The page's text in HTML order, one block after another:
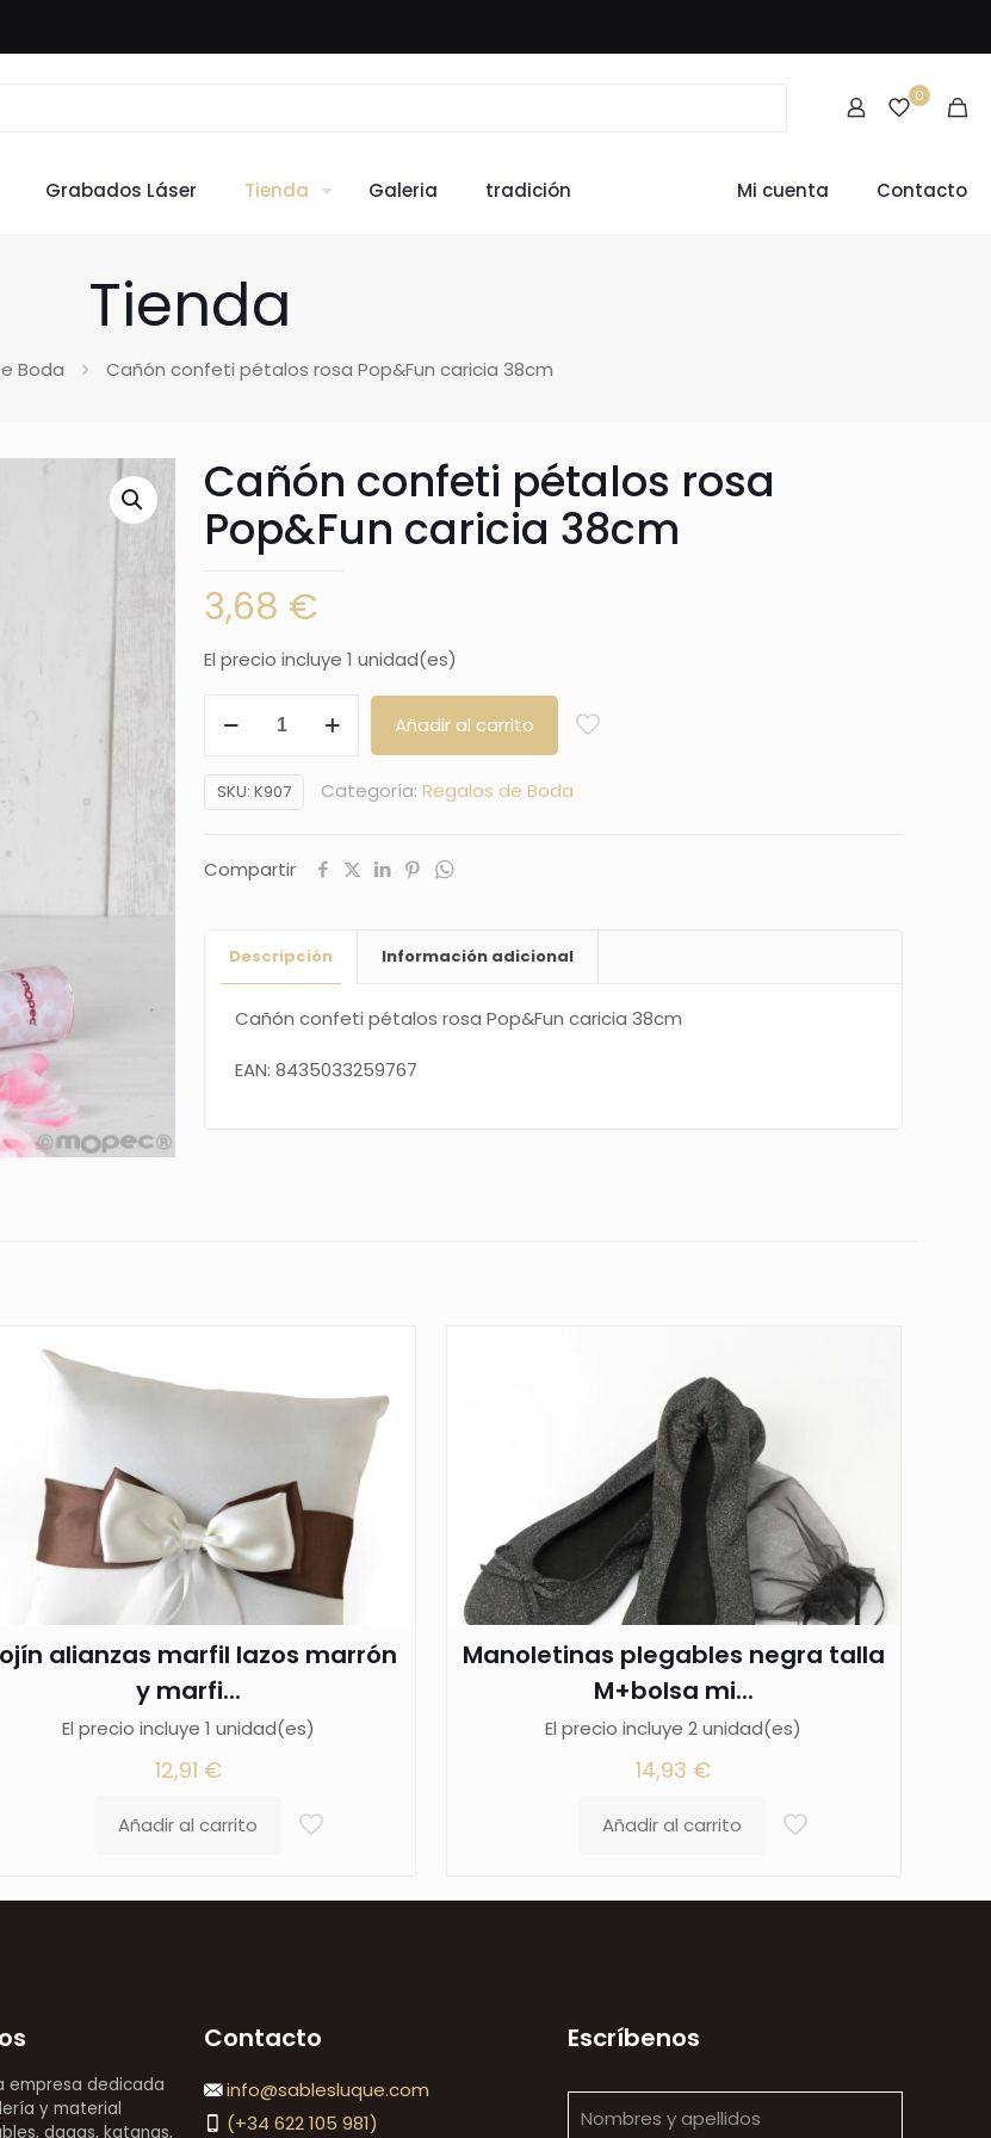
0
Grabados Láser Tienda Galeria tradición Mi cuenta Contacto
Tienda
Boda Cañón confeti pétalos rosa Pop&Fun caricia 38cm
Cañón confeti pétalos rosa
Pop&Fun caricia 38cm
3,68 €
El precio incluye 1 unidad(es)
pétalos
rosa
caricia
Añadir al carrito
SKU: K907 Categoría: Regalos de Boda
Compartir
Descripción Información adicional
Cañón confeti pétalos rosa Pop&Fun caricia 38cm
EAN: 8435033259767
alianzas marfil lazos marrón
y marfi...
El precio incluye 1 unidad(es)
12,91 €
Añadir al carrito
Manoletinas plegables negra talla
M+bolsa mi...
El precio incluye 2 unidad(es)
14,93 €
Añadir al carrito
empresa dedicada
y material
dagas, katanas,
Contacto
info@sablesluque.com
(+34 622 105 981)
Escríbenos